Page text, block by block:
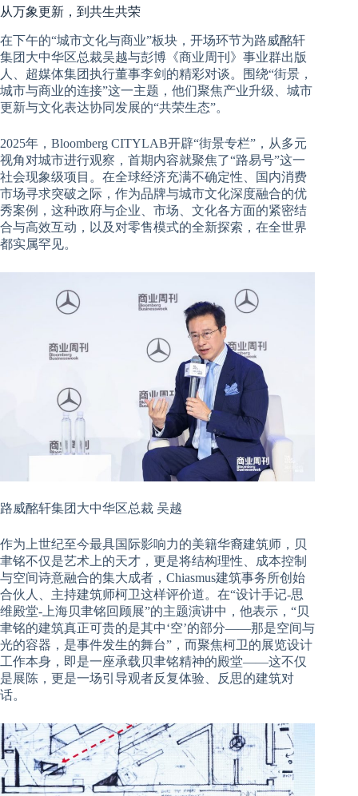
从万象更新，到共生共荣
在下午的“城市文化与商业”板块，开场环节为路威酩轩
集团大中华区总裁吴越与彭博《商业周刊》事业群出版
人、超媒体集团执行董事李剑的精彩对谈。围绕“街景，
城市与商业的连接”这一主题，他们聚焦产业升级、城市
更新与文化表达协同发展的“共荣生态”。
2025年，Bloomberg CITYLAB开辟“街景专栏”，从多元
视角对城市进行观察，首期内容就聚焦了“路易号”这一
社会现象级项目。在全球经济充满不确定性、国内消费
市场寻求突破之际，作为品牌与城市文化深度融合的优
秀案例，这种政府与企业、市场、文化各方面的紧密结
合与高效互动，以及对零售模式的全新探索，在全世界
都实属罕见。
路威酩轩集团大中华区总裁 吴越
作为上世纪至今最具国际影响力的美籍华裔建筑师，贝
聿铭不仅是艺术上的天才，更是将结构理性、成本控制
与空间诗意融合的集大成者，Chiasmus建筑事务所创始
合伙人、主持建筑师柯卫这样评价道。在“设计手记-思
维殿堂-上海贝聿铭回顾展”的主题演讲中，他表示，“贝
聿铭的建筑真正可贵的是其中‘空’的部分——那是空间与
光的容器，是事件发生的舞台”，而聚焦柯卫的展览设计
工作本身，即是一座承载贝聿铭精神的殿堂——这不仅
是展陈，更是一场引导观者反复体验、反思的建筑对
话。